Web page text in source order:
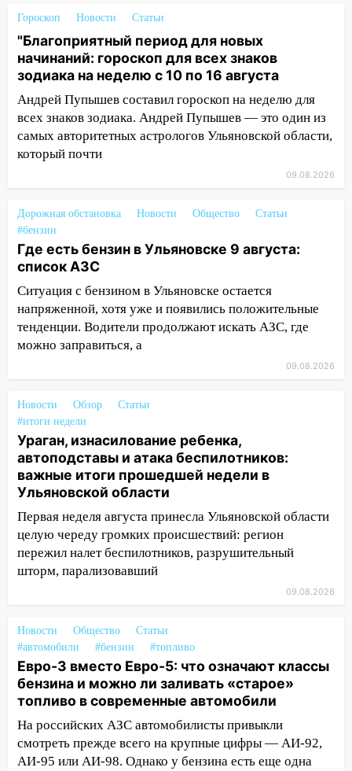
11:00
СНТ сидят без света
10:13 Прокуратура подвела итоги
недели в Ульяновской области
09:18 Из-за ливня заблокировано
движение трамваев в Ульяновске
09:15
Ураган, изнасилование ребенка,
Ульяновской области
08:20 В Ульяновске восстановили
трамвайную и троллейбусную
инфраструктуру после шторма
08:19 Внимание! В Цильнинском районе
пропал 67-летний мужчина
На Ульяновск снова надвигается
07:30
Евро-3 вместо Евро-5: что
означают классы бензина и можно ли
заливать «старое» топливо в
современные автомобили
06:30 Какая погода будет в Ульяновской
области днем 9 августа
05:05 День, когда всё может
измениться: гороскоп на 9 августа —
три знака получат шанс, который нельзя
20:10
Во время урагана в Ульяновске на
Волге перевернулась лодка
19:55 В Ульяновске упавшее дерево
заблокировало в машине двух женщин
17:15 В Ульяновской области
ремонтируют девять мостов: один уже
готов, ещё два — почти завершены
Гороскоп Новости Статьи
"Благоприятный период для новых
начинаний: гороскоп для всех знаков
зодиака на неделю с 10 по 16 августа
Андрей Пупышев составил гороскоп на неделю для
всех знаков зодиака. Андрей Пупышев — это один из
самых авторитетных астрологов Ульяновской области,
который почти
09.08.2026
Дорожная обстановка Новости Общество
Статьи
#бензин
Где есть бензин в Ульяновске 9 августа:
список АЗС
Ситуация с бензином в Ульяновске остается
напряженной, хотя уже и появились положительные
тенденции. Водители продолжают искать АЗС, где
можно заправиться, а
09.08.2026
Новости Обзор
Статьи
#итоги недели
Ураган, изнасилование ребенка,
автоподставы и атака беспилотников:
важные итоги прошедшей недели в
Ульяновской области
Первая неделя августа принесла Ульяновской области
целую череду громких происшествий: регион
пережил налет беспилотников, разрушительный
шторм, парализовавший
09.08.2026
Новости Общество
Статьи
#автомобили
#бензин #топливо
Евро-3 вместо Евро-5: что означают классы
бензина и можно ли заливать «старое»
топливо в современные автомобили
На российских АЗС автомобилисты привыкли
смотреть прежде всего на крупные цифры — АИ-92,
АИ-95 или АИ-98. Однако у бензина есть еще одна